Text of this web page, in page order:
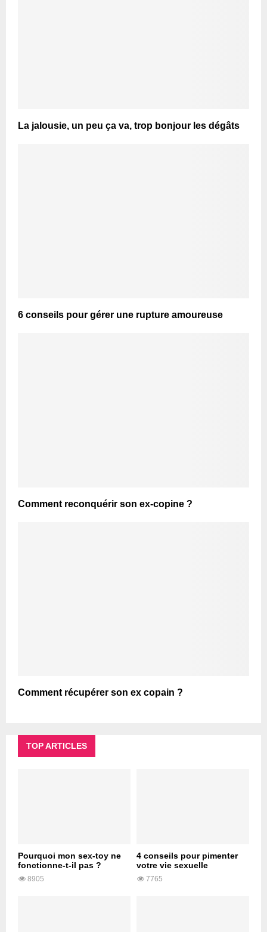
La jalousie, un peu ça va, trop bonjour les dégâts
6 conseils pour gérer une rupture amoureuse
Comment reconquérir son ex-copine ?
Comment récupérer son ex copain ?
TOP ARTICLES
Pourquoi mon sex-toy ne
fonctionne-t-il pas ?
8905
4 conseils pour pimenter
votre vie sexuelle
7765